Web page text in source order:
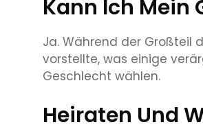
Kann Ich Mein
Ja. Während der Großteil
vorstellte, was einige
Geschlecht wählen.
Heiraten Und